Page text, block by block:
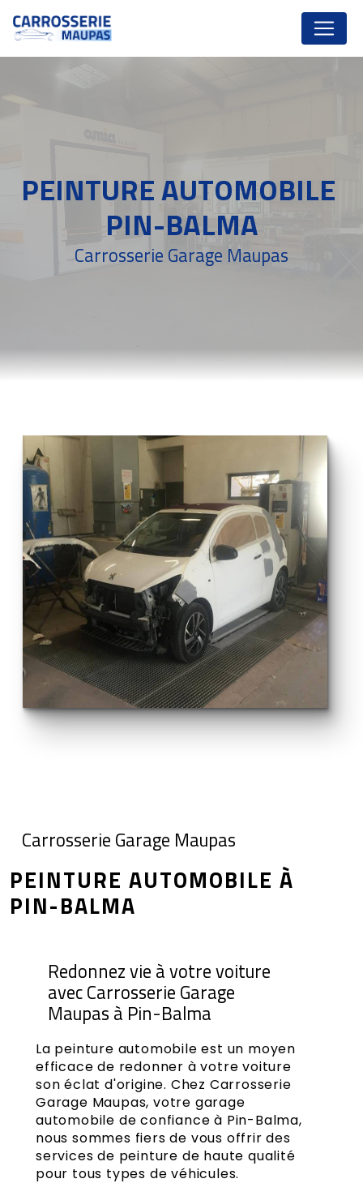
PEINTURE AUTOMOBILE
PIN-BALMA
Carrosserie Garage Maupas
Carrosserie Garage Maupas
PEINTURE AUTOMOBILE À
PIN-BALMA
Redonnez vie à votre voiture
avec Carrosserie Garage
Maupas à Pin-Balma
La peinture automobile est un moyen
efficace de redonner à votre voiture
son éclat d'origine. Chez Carrosserie
Garage Maupas, votre garage
automobile de confiance à Pin-Balma,
nous sommes fiers de vous offrir des
services de peinture de haute qualité
pour tous types de véhicules.